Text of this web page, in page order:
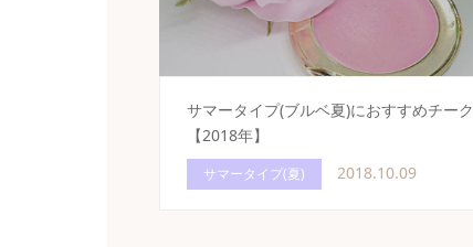
サマータイプ(ブルベ夏)におすすめチーク
【2018年】
サマータイプ(夏) 2018.10.09